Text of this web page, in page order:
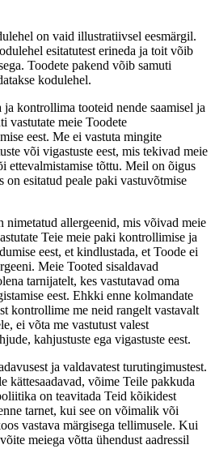
on vaid illustratiivsel eesmärgil.
esitatutest erineda ja toit võib
Toodete pakend võib samuti
kodulehel.
kontrollima tooteid nende saamisel ja
vastutate meie Toodete
eest. Me ei vastuta mingite
või vigastuste eest, mis tekivad meie
ettevalmistamise tõttu. Meil on õigus
on esitatud peale paki vastuvõtmise
nimetatud allergeenid, mis võivad meie
Teie meie paki kontrollimise ja
eest, et kindlustada, et Toode ei
Meie Tooted sisaldavad
tarnijatelt, kes vastutavad oma
eest. Ehkki enne kolmandate
kontrollime me neid rangelt vastavalt
ei võta me vastutust valest
kahjustuste ega vigastuste eest.
ja valdavatest turutingimustest.
kättesaadavad, võime Teile pakkuda
on teavitada Teid kõikidest
tarnet, kui see on võimalik või
vastava märgisega tellimusele. Kui
meiega võtta ühendust aadressil